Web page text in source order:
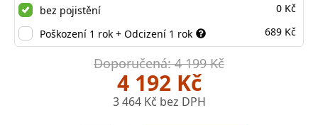
bez pojistění
0 Kč
Poškození 1 rok + Odcizení 1 rok
689 Kč
Doporučená: 4 199 Kč
4 192 Kč
3 464 Kč bez DPH